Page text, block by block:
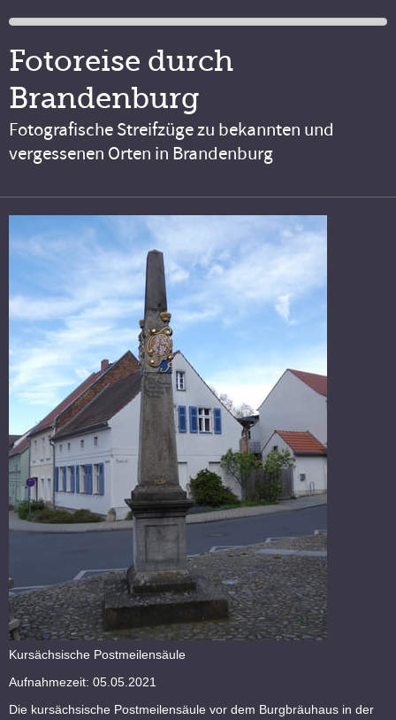
Fotoreise durch
Brandenburg
Fotografische Streifzüge zu bekannten und
vergessenen Orten in Brandenburg
Kursächsische Postmeilensäule
Aufnahmezeit: 05.05.2021
Die kursächsische Postmeilensäule vor dem Burgbräuhaus in der